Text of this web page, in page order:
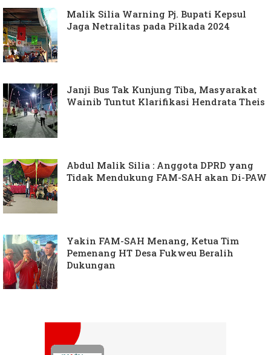
Malik Silia Warning Pj. Bupati Kepsul
Jaga Netralitas pada Pilkada 2024
Janji Bus Tak Kunjung Tiba, Masyarakat
Wainib Tuntut Klarifikasi Hendrata Theis
Abdul Malik Silia : Anggota DPRD yang
Tidak Mendukung FAM-SAH akan Di-PAW
Yakin FAM-SAH Menang, Ketua Tim
Pemenang HT Desa Fukweu Beralih
Dukungan